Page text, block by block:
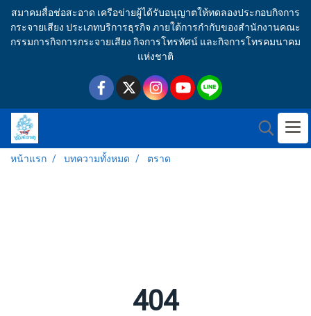
สมาคมสื่อช่อสะอาด เครือข่ายผู้ได้รับอนุญาตให้ทดลองประกอบกิจการ
กระจายเสียง ประเภทบริการธุรกิจ ภายใต้การกำกับของสำนักงานคณะ
กรรมการกิจการกระจายเสียง กิจการโทรทัศน์ และกิจการโทรคมนาคม
แห่งชาติ
หน้าแรก บทความทั้งหมด ตราด
404